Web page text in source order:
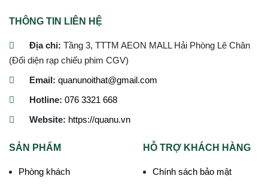
THÔNG TIN LIÊN HỆ
Địa chỉ: Tầng 3, TTTM AEON MALL Hải Phòng Lê Chân
(Đối diện rạp chiếu phim CGV)
Email: quanunoithat@gmail.com
Hotline: 076 3321 668
Website: https://quanu.vn
SẢN PHẨM
Phòng khách
HỖ TRỢ KHÁCH HÀNG
Chính sách bảo mật